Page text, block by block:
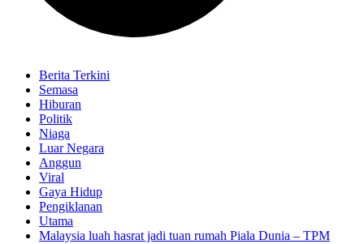
Berita Terkini
Semasa
Hiburan
Politik
Niaga
Luar Negara
Anggun
Viral
Gaya Hidup
Pengiklanan
Utama
Malaysia luah hasrat jadi tuan rumah Piala Dunia – TPM